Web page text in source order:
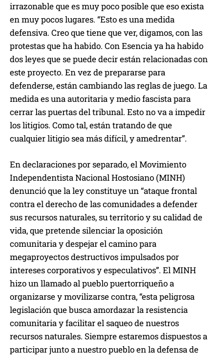
irrazonable que es muy poco posible que eso exista
en muy pocos lugares. “Esto es una medida
defensiva. Creo que tiene que ver, digamos, con las
protestas que ha habido. Con Esencia ya ha habido
dos leyes que se puede decir están relacionadas con
este proyecto. En vez de prepararse para
defenderse, están cambiando las reglas de juego. La
medida es una autoritaria y medio fascista para
cerrar las puertas del tribunal. Esto no va a impedir
los litigios. Como tal, están tratando de que
cualquier litigio sea más difícil, y amedrentar”.
En declaraciones por separado, el Movimiento
Independentista Nacional Hostosiano (MINH)
denunció que la ley constituye un “ataque frontal
contra el derecho de las comunidades a defender
sus recursos naturales, su territorio y su calidad de
vida, que pretende silenciar la oposición
comunitaria y despejar el camino para
megaproyectos destructivos impulsados por
intereses corporativos y especulativos”. El MINH
hizo un llamado al pueblo puertorriqueño a
organizarse y movilizarse contra, “esta peligrosa
legislación que busca amordazar la resistencia
comunitaria y facilitar el saqueo de nuestros
recursos naturales. Siempre estaremos dispuestos a
participar junto a nuestro pueblo en la defensa de